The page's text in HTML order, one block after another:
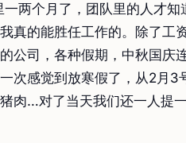
两个月了，团队里的人才知
真的能胜任工作的。除了工
公司，各种假期，中秋国庆
次感觉到放寒假了，从2月3
肉…对了当天我们还一人提